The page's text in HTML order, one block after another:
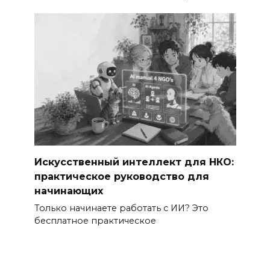
Искусственный интеллект для НКО:
практическое руководство для
начинающих
Только начинаете работать с ИИ? Это
бесплатное практическое